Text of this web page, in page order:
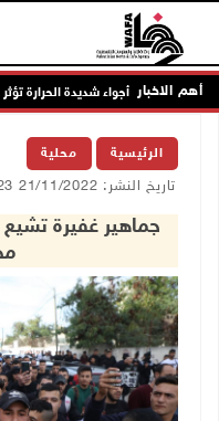
أهم الاخبار
الطقس: أجواء شديدة الحرارة تؤثر على
الرئيسية محلية
تاريخ النشر: 21/11/2022 02:23 م
جماهير غفيرة